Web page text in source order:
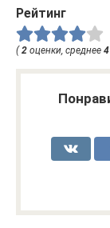
Рейтинг
( 2 оценки, среднее 4